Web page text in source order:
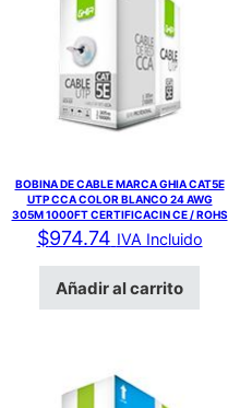
BOBINA DE CABLE MARCA GHIA CAT5E
UTP CCA COLOR BLANCO 24 AWG
305M 1000FT CERTIFICACIN CE / ROHS
$974.74 IVA Incluido
Añadir al carrito